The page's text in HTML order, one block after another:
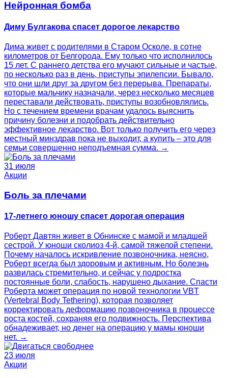
Нейронная бомба
Диму Булгакова спасет дорогое лекарство
Дима живет с родителями в Старом Осколе, в сотне
километров от Белгорода. Ему только что исполнилось
15 лет. С раннего детства его мучают сильные и частые,
по несколько раз в день, приступы эпилепсии. Бывало,
что они шли друг за другом без перерыва. Препараты,
которые мальчику назначали, через несколько месяцев
переставали действовать, приступы возобновлялись.
Но с течением времени врачам удалось выяснить
причину болезни и подобрать действительно
эффективное лекарство. Вот только получить его через
местный минздрав пока не выходит, а купить – это для
семьи совершенно неподъемная сумма. →
31 июля
Акции
Боль за плечами
17-летнего юношу спасет дорогая операция
Роберт Давтян живет в Обнинске с мамой и младшей
сестрой. У юноши сколиоз 4‑й, самой тяжелой степени.
Почему началось искривление позвоночника, неясно,
Роберт всегда был здоровым и активным. Но болезнь
развилась стремительно, и сейчас у подростка
постоянные боли, слабость, нарушено дыхание. Спасти
Роберта может операция по новой технологии VBT
(Vertebral Body Tethering), которая позволяет
корректировать деформацию позвоночника в процессе
роста костей, сохраняя его подвижность. Перспектива
обнадеживает, но денег на операцию у мамы юноши
нет. →
23 июля
Акции